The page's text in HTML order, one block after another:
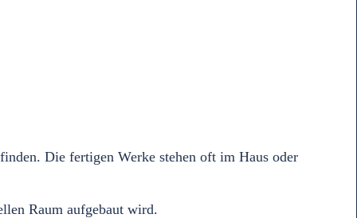
Die fertigen Werke stehen oft im Haus oder
Raum aufgebaut wird.